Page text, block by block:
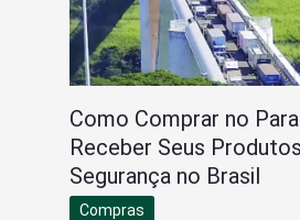
Como Comprar no
Receber Seus
Segurança no Brasil
Compras